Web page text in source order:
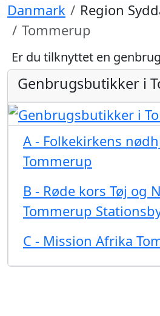
Danmark
Region
Tommerup
Er du tilknyttet en
Genbrugsbutikker i
A - Folkekirkens
Tommerup
B - Røde kors Tøj og
Tommerup
C - Mission Afrika